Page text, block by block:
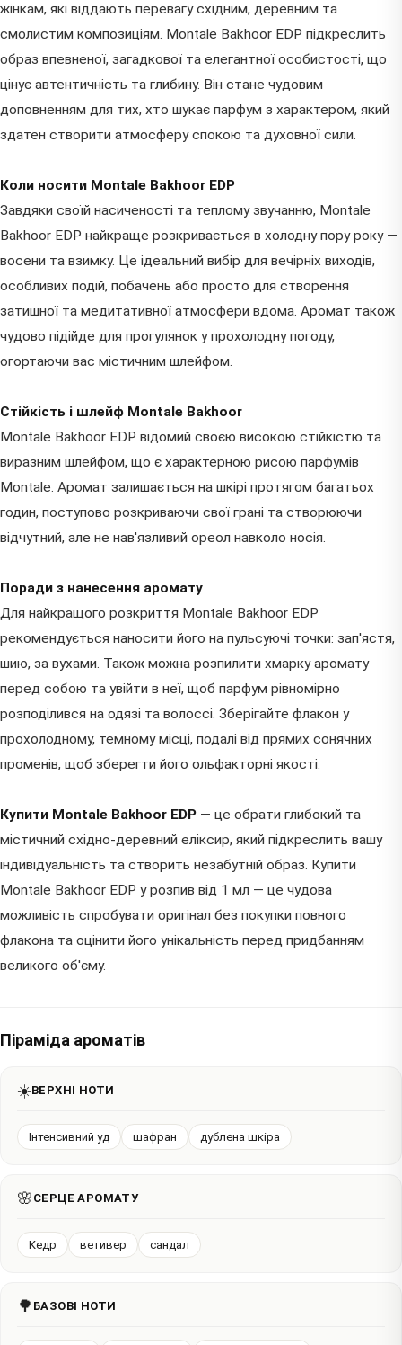
жінкам, які віддають перевагу східним, деревним та
смолистим композиціям. Montale Bakhoor EDP підкреслить
образ впевненої, загадкової та елегантної особистості, що
цінує автентичність та глибину. Він стане чудовим
доповненням для тих, хто шукає парфум з характером, який
здатен створити атмосферу спокою та духовної сили.
Коли носити Montale Bakhoor EDP
Завдяки своїй насиченості та теплому звучанню, Montale
Bakhoor EDP найкраще розкривається в холодну пору року —
восени та взимку. Це ідеальний вибір для вечірніх виходів,
особливих подій, побачень або просто для створення
затишної та медитативної атмосфери вдома. Аромат також
чудово підійде для прогулянок у прохолодну погоду,
огортаючи вас містичним шлейфом.
Стійкість і шлейф Montale Bakhoor
Montale Bakhoor EDP відомий своєю високою стійкістю та
виразним шлейфом, що є характерною рисою парфумів
Montale. Аромат залишається на шкірі протягом багатьох
годин, поступово розкриваючи свої грані та створюючи
відчутний, але не нав'язливий ореол навколо носія.
Поради з нанесення аромату
Для найкращого розкриття Montale Bakhoor EDP
рекомендується наносити його на пульсуючі точки: зап'ястя,
шию, за вухами. Також можна розпилити хмарку аромату
перед собою та увійти в неї, щоб парфум рівномірно
розподілився на одязі та волоссі. Зберігайте флакон у
прохолодному, темному місці, подалі від прямих сонячних
променів, щоб зберегти його ольфакторні якості.
Купити Montale Bakhoor EDP — це обрати глибокий та
містичний східно-деревний еліксир, який підкреслить вашу
індивідуальність та створить незабутній образ. Купити
Montale Bakhoor EDP у розпив від 1 мл — це чудова
можливість спробувати оригінал без покупки повного
флакона та оцінити його унікальність перед придбанням
великого об'єму.
Піраміда ароматів
☀️ВЕРХНІ НОТИ
Інтенсивний уд шафран дублена шкіра
🌸 СЕРЦЕ АРОМАТУ
Кедр ветивер сандал
🌳 БАЗОВІ НОТИ